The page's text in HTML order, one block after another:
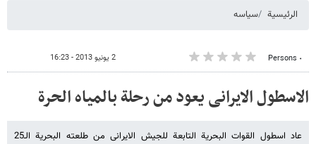
الرئيسية سیاسه
٠ Persons 2 يونيو 2013 - 16:23
الاسطول الایرانی یعود من رحلة بالمیاه الحرة
عاد اسطول القوات البحریة التابعة للجیش الایرانی من طلعته البحریة الـ25